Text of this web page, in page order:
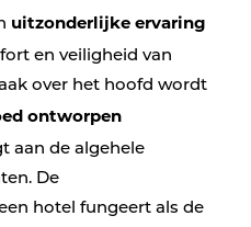
uitzonderlijke ervaring
en veiligheid van
over het hoofd wordt
ontworpen
aan de algehele
De
hotel fungeert als de